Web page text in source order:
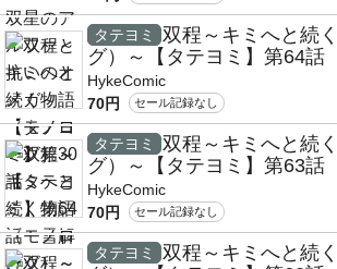
タテヨミ
双程～キミへと続
グ）～【タテヨミ】第64
HykeComic
70円
セール記録なし
タテヨミ
双程～キミへと続
グ）～【タテヨミ】第63
HykeComic
70円
セール記録なし
タテヨミ
双程～キミへと続